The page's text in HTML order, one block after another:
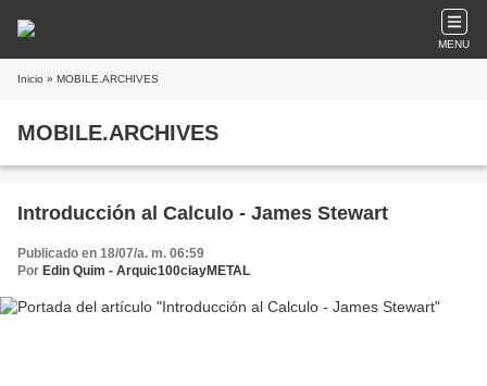
MENU
Inicio » MOBILE.ARCHIVES
MOBILE.ARCHIVES
Introducción al Calculo - James Stewart
Publicado en 18/07/a. m. 06:59
Por Edin Quim - Arquic100ciayMETAL